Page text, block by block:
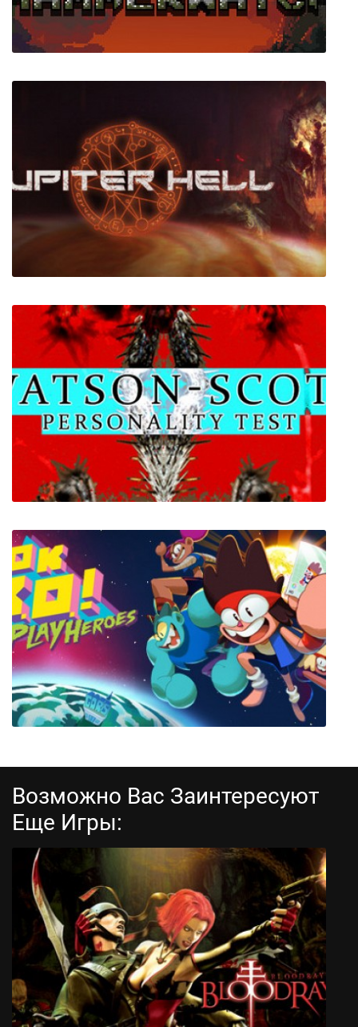
Heroes of Hammerwatch
Jupiter Hell
The Watson-Scott Test
OK K.O.! Let’s Play Heroes
Возможно Вас Заинтересуют
Еще Игры: